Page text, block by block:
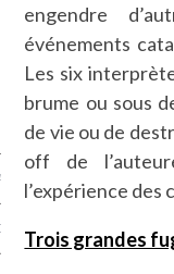
CARAVELLE
PODCAST
engendre
événements
Les six
brume ou sous
de vie ou de
off de
l’expérience des
Trois grandes